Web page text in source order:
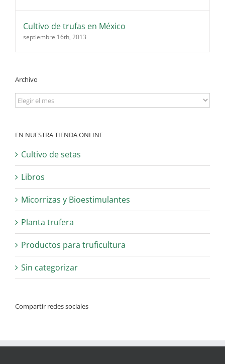
Cultivo de trufas en México
septiembre 16th, 2013
Archivo
Archivo
EN NUESTRA TIENDA ONLINE
Cultivo de setas
Libros
Micorrizas y Bioestimulantes
Planta trufera
Productos para truficultura
Sin categorizar
Compartir redes sociales